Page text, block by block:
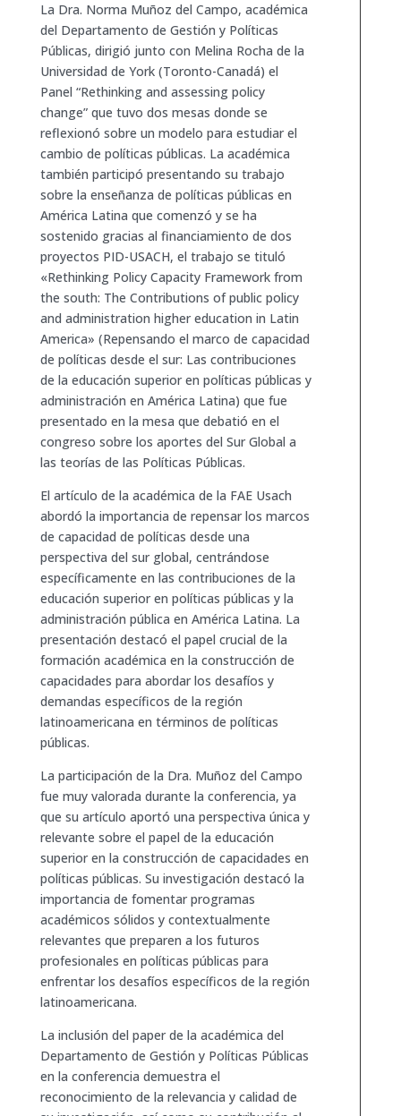
La Dra. Norma Muñoz del Campo, académica
del Departamento de Gestión y Políticas
Públicas, dirigió junto con Melina Rocha de la
Universidad de York (Toronto-Canadá) el
Panel “Rethinking and assessing policy
change” que tuvo dos mesas donde se
reflexionó sobre un modelo para estudiar el
cambio de políticas públicas. La académica
también participó presentando su trabajo
sobre la enseñanza de políticas públicas en
América Latina que comenzó y se ha
sostenido gracias al financiamiento de dos
proyectos PID-USACH, el trabajo se tituló
«Rethinking Policy Capacity Framework from
the south: The Contributions of public policy
and administration higher education in Latin
America» (Repensando el marco de capacidad
de políticas desde el sur: Las contribuciones
de la educación superior en políticas públicas y
administración en América Latina) que fue
presentado en la mesa que debatió en el
congreso sobre los aportes del Sur Global a
las teorías de las Políticas Públicas.
El artículo de la académica de la FAE Usach
abordó la importancia de repensar los marcos
de capacidad de políticas desde una
perspectiva del sur global, centrándose
específicamente en las contribuciones de la
educación superior en políticas públicas y la
administración pública en América Latina. La
presentación destacó el papel crucial de la
formación académica en la construcción de
capacidades para abordar los desafíos y
demandas específicos de la región
latinoamericana en términos de políticas
públicas.
La participación de la Dra. Muñoz del Campo
fue muy valorada durante la conferencia, ya
que su artículo aportó una perspectiva única y
relevante sobre el papel de la educación
superior en la construcción de capacidades en
políticas públicas. Su investigación destacó la
importancia de fomentar programas
académicos sólidos y contextualmente
relevantes que preparen a los futuros
profesionales en políticas públicas para
enfrentar los desafíos específicos de la región
latinoamericana.
La inclusión del paper de la académica del
Departamento de Gestión y Políticas Públicas
en la conferencia demuestra el
reconocimiento de la relevancia y calidad de